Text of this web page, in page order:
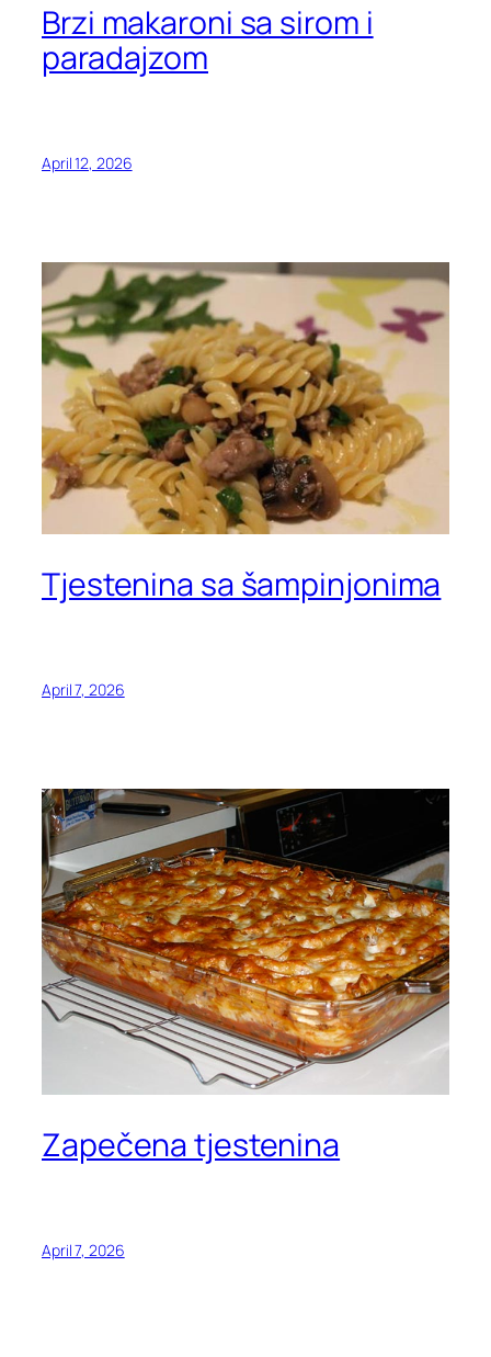
Brzi makaroni sa sirom i
paradajzom
April 12, 2026
Tjestenina sa šampinjonima
April 7, 2026
Zapečena tjestenina
April 7, 2026